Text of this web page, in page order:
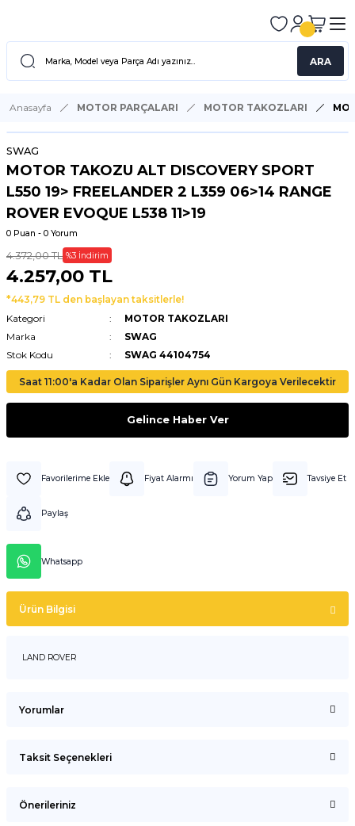
ARA
Anasayfa MOTOR PARÇALARI MOTOR TAKOZLARI
SWAG
MOTOR TAKOZU ALT DISCOVERY SPORT
L550 19> FREELANDER 2 L359 06>14 RANGE
ROVER EVOQUE L538 11>19
0 Puan - 0 Yorum
4.372,00 TL %3 İndirim
4.257,00 TL
*443,79 TL den başlayan taksitlerle!
Kategori
MOTOR TAKOZLARI
Marka
SWAG
Stok Kodu
SWAG 44104754
Saat 11:00'a Kadar Olan Siparişler Aynı Gün Kargoya Verilecektir
Gelince Haber Ver
Fiyat Alarmı Yorum Yap Tavsiye Et
Paylaş
Whatsapp
Ürün Bilgisi
LAND ROVER
Yorumlar
Taksit Seçenekleri
Önerileriniz